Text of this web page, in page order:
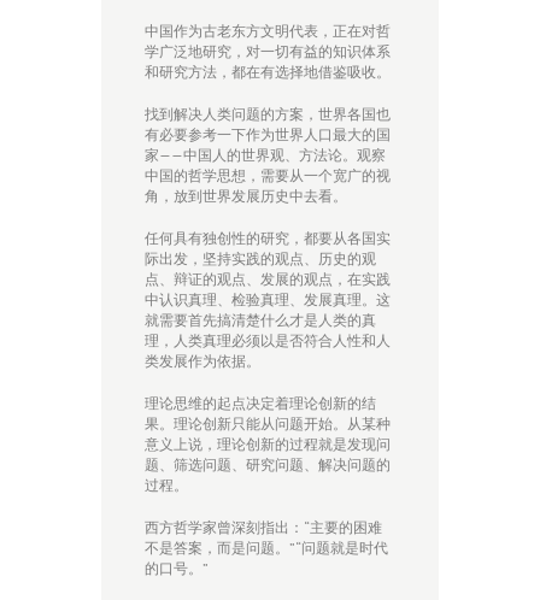
中国作为古老东方文明代表，正在对哲
学广泛地研究，对一切有益的知识体系
和研究方法，都在有选择地借鉴吸收。
找到解决人类问题的方案，世界各国也
有必要参考一下作为世界人口最大的国
家——中国人的世界观、方法论。观察
中国的哲学思想，需要从一个宽广的视
角，放到世界发展历史中去看。
任何具有独创性的研究，都要从各国实
际出发，坚持实践的观点、历史的观
点、辩证的观点、发展的观点，在实践
中认识真理、检验真理、发展真理。这
就需要首先搞清楚什么才是人类的真
理，人类真理必须以是否符合人性和人
类发展作为依据。
理论思维的起点决定着理论创新的结
果。理论创新只能从问题开始。从某种
意义上说，理论创新的过程就是发现问
题、筛选问题、研究问题、解决问题的
过程。
西方哲学家曾深刻指出：“主要的困难
不是答案，而是问题。”“问题就是时代
的口号。”